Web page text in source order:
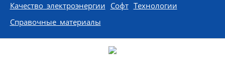
Качество электроэнергии Софт Технологии
Справочные материалы